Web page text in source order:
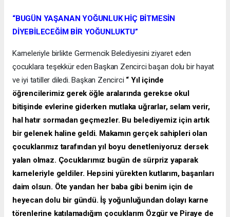
“BUGÜN YAŞANAN YOĞUNLUK HİÇ BİTMESİN
DİYEBİLECEĞİM BİR YOĞUNLUKTU”
Karneleriyle birlikte Germencik Belediyesini ziyaret eden
çocuklara teşekkür eden Başkan Zencirci başarı dolu bir hayat
ve iyi tatiller diledi. Başkan Zencirci “ Yıl içinde
öğrencilerimiz gerek öğle aralarında gerekse okul
bitişinde evlerine giderken mutlaka uğrarlar, selam verir,
hal hatır sormadan geçmezler. Bu belediyemiz için artık
bir gelenek haline geldi. Makamın gerçek sahipleri olan
çocuklarımız tarafından yıl boyu denetleniyoruz dersek
yalan olmaz. Çocuklarımız bugün de sürpriz yaparak
karneleriyle geldiler. Hepsini yürekten kutlarım, başarıları
daim olsun. Öte yandan her baba gibi benim için de
heyecan dolu bir gündü. İş yoğunluğundan dolayı karne
törenlerine katılamadığım çocuklarım Özgür ve Piraye de